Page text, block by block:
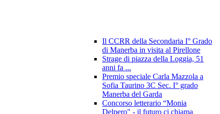
Il CCRR della Secondaria I° Grado
di Manerba in visita al Pirellone
Strage di piazza della Loggia, 51
anni fa ...
Premio speciale Carla Mazzola a
Sofia Taurino 3C Sec. I° grado
Manerba del Garda
Concorso letterario “Monia
Delpero" - il futuro ci chiama